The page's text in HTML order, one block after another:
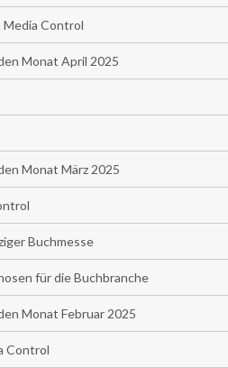
Control
Monat April 2025
Monat März 2025
Buchmesse
für die Buchbranche
Monat Februar 2025
Control